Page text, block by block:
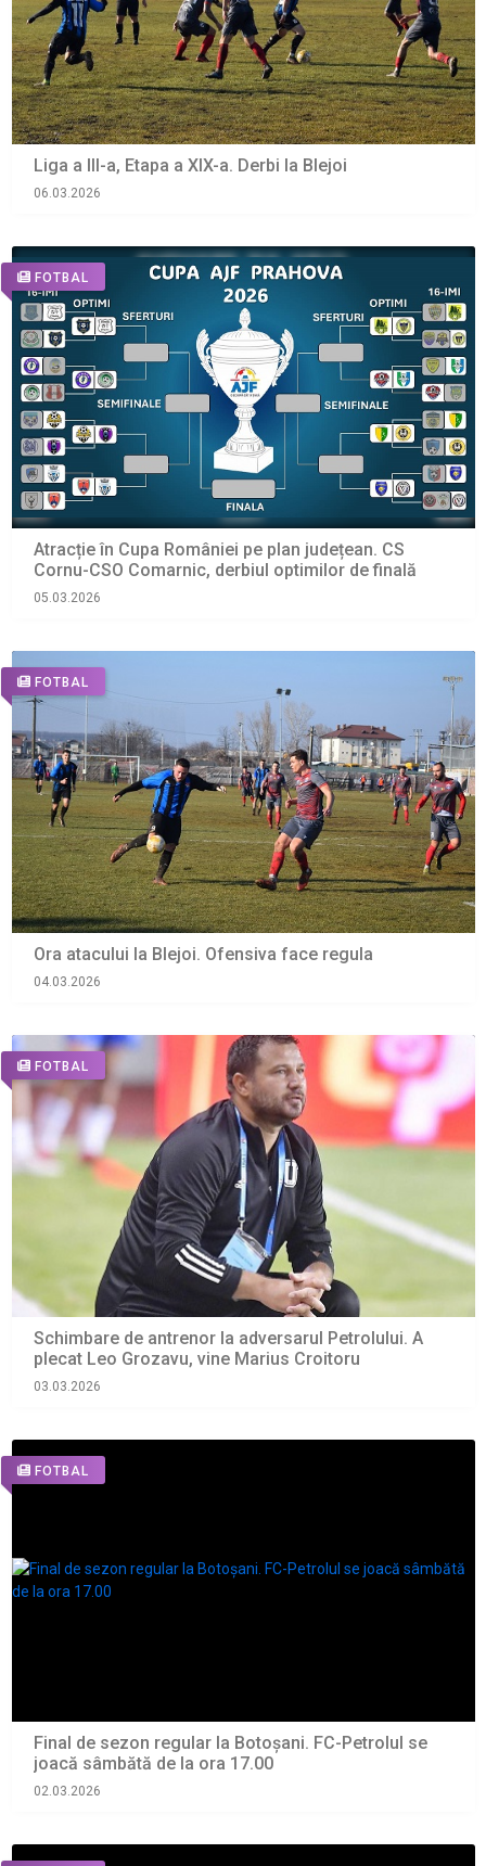
Liga a III-a, Etapa a XIX-a. Derbi la Blejoi
06.03.2026
FOTBAL
Atracție în Cupa României pe plan județean. CS
Cornu-CSO Comarnic, derbiul optimilor de finală
05.03.2026
FOTBAL
Ora atacului la Blejoi. Ofensiva face regula
04.03.2026
FOTBAL
Schimbare de antrenor la adversarul Petrolului. A
plecat Leo Grozavu, vine Marius Croitoru
03.03.2026
FOTBAL
Final de sezon regular la Botoșani. FC-Petrolul se
joacă sâmbătă de la ora 17.00
02.03.2026